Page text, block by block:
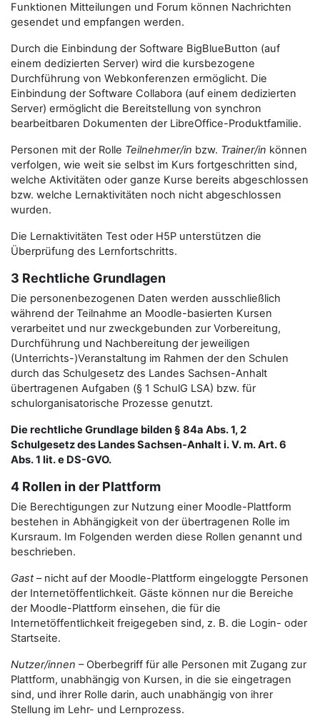
Funktionen Mitteilungen und Forum können Nachrichten
gesendet und empfangen werden.
Durch die Einbindung der Software BigBlueButton (auf
einem dedizierten Server) wird die kursbezogene
Durchführung von Webkonferenzen ermöglicht. Die
Einbindung der Software Collabora (auf einem dedizierten
Server) ermöglicht die Bereitstellung von synchron
bearbeitbaren Dokumenten der LibreOffice-Produktfamilie.
Personen mit der Rolle Teilnehmer/in bzw. Trainer/in können
verfolgen, wie weit sie selbst im Kurs fortgeschritten sind,
welche Aktivitäten oder ganze Kurse bereits abgeschlossen
bzw. welche Lernaktivitäten noch nicht abgeschlossen
wurden.
Die Lernaktivitäten Test oder H5P unterstützen die
Überprüfung des Lernfortschritts.
3 Rechtliche Grundlagen
Die personenbezogenen Daten werden ausschließlich
während der Teilnahme an Moodle-basierten Kursen
verarbeitet und nur zweckgebunden zur Vorbereitung,
Durchführung und Nachbereitung der jeweiligen
(Unterrichts-)Veranstaltung im Rahmen der den Schulen
durch das Schulgesetz des Landes Sachsen-Anhalt
übertragenen Aufgaben (§ 1 SchulG LSA) bzw. für
schulorganisatorische Prozesse genutzt.
Die rechtliche Grundlage bilden § 84a Abs. 1, 2
Schulgesetz des Landes Sachsen-Anhalt i. V. m. Art. 6
Abs. 1 lit. e DS-GVO.
4 Rollen in der Plattform
Die Berechtigungen zur Nutzung einer Moodle-Plattform
bestehen in Abhängigkeit von der übertragenen Rolle im
Kursraum. Im Folgenden werden diese Rollen genannt und
beschrieben.
Gast– nicht auf der Moodle-Plattform eingeloggte Personen
der Internetöffentlichkeit. Gäste können nur die Bereiche
der Moodle-Plattform einsehen, die für die
Internetöffentlichkeit freigegeben sind, z. B. die Login- oder
Startseite.
Nutzer/innen – Oberbegriff für alle Personen mit Zugang zur
Plattform, unabhängig von Kursen, in die sie eingetragen
sind, und ihrer Rolle darin, auch unabhängig von ihrer
Stellung im Lehr- und Lernprozess.